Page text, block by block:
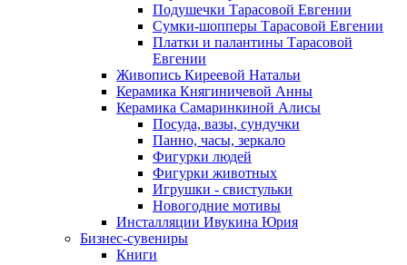
Подушечки Тарасовой Евгении
Сумки-шопперы Тарасовой Евгении
Платки и палантины Тарасовой
Евгении
Живопись Киреевой Натальи
Керамика Княгиничевой Анны
Керамика Самаринкиной Алисы
Посуда, вазы, сундучки
Панно, часы, зеркало
Фигурки людей
Фигурки животных
Игрушки - свистульки
Новогодние мотивы
Инсталляции Ивукина Юрия
Бизнес-сувениры
Книги